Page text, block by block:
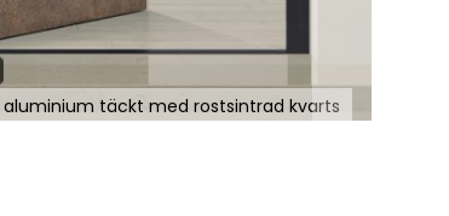
aluminium täckt med rostsintrad kvarts